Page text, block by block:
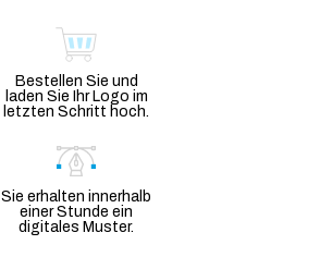
Bestellen Sie und
laden Sie Ihr Logo im
letzten Schritt hoch.
Sie erhalten innerhalb
einer Stunde ein
digitales Muster.